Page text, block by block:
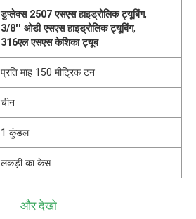
डुप्लेक्स 2507 एसएस हाइड्रोलिक ट्यूबिंग,
3/8'' ओडी एसएस हाइड्रोलिक ट्यूबिंग,
316एल एसएस केशिका ट्यूब
प्रति माह 150 मीट्रिक टन
चीन
1 कुंडल
लकड़ी का केस
और देखो